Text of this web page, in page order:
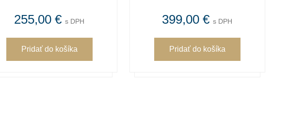
255,00 €s DPH
Pridaťdo košíka
399,00 €s DPH
Pridaťdo košíka